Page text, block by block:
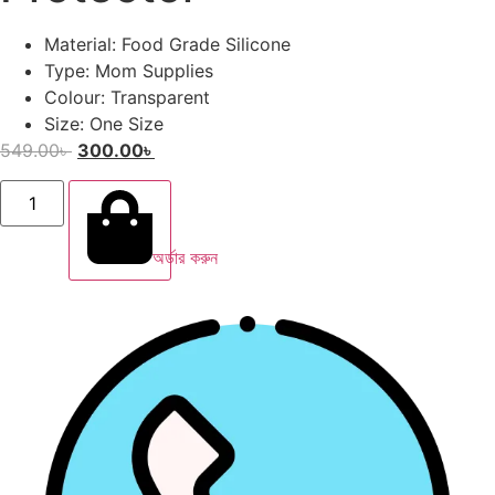
Material: Food Grade Silicone
Type: Mom Supplies
Colour: Transparent
Size: One Size
549.00৳ 300.00৳
অর্ডার করুন